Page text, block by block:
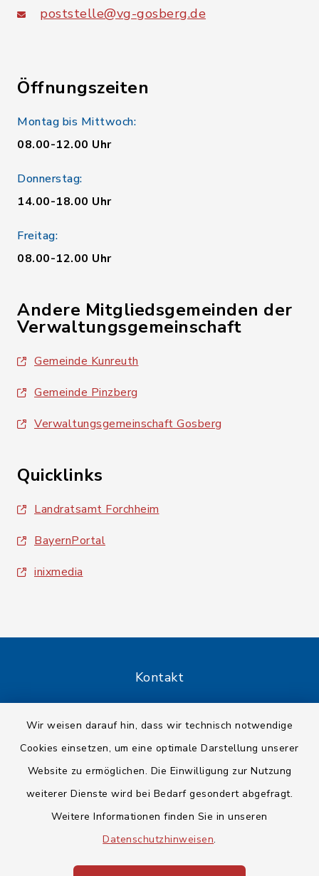
Wir weisen darauf hin, dass wir technisch notwendige
Cookies einsetzen, um eine optimale Darstellung unserer
Website zu ermöglichen. Die Einwilligung zur Nutzung
weiterer Dienste wird bei Bedarf gesondert abgefragt.
Weitere Informationen finden Sie in unseren
Datenschutzhinweisen.
poststelle@vg-gosberg.de
Öffnungszeiten
Montag bis Mittwoch:
08.00-12.00 Uhr
Donnerstag:
14.00-18.00 Uhr
Freitag:
08.00-12.00 Uhr
Andere Mitgliedsgemeinden der
Verwaltungsgemeinschaft
Gemeinde Kunreuth
Gemeinde Pinzberg
Verwaltungsgemeinschaft Gosberg
Quicklinks
Landratsamt Forchheim
BayernPortal
inixmedia
Kontakt
Datenschutz
Impressum
Sitemap
Cookie-Einstellungen